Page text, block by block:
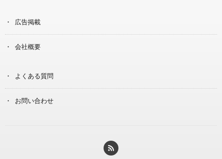
広告掲載
会社概要
よくある質問
お問い合わせ